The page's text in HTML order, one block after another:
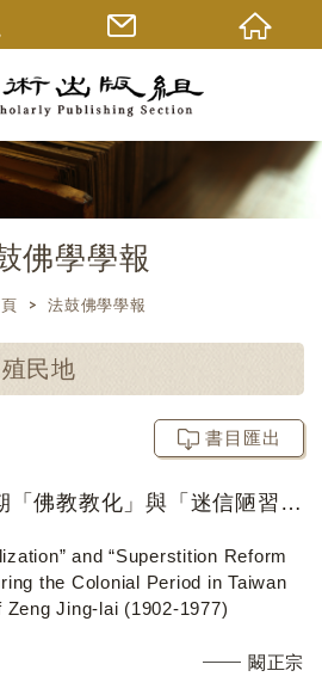
佛學學報
法鼓佛學學報
民地
書目匯出
臺灣殖民時期「佛教教化」與「迷信陋習」改革 的推動─以曾景來（1902-1977）為中心
and “Superstition Reform
the Colonial Period in Taiwan
Jing-lai (1902-1977)
闞正宗